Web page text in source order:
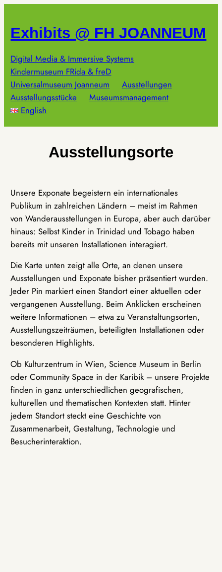
springen
Exhibits @ FH JOANNEUM
Digital Media & Immersive Systems
Kindermuseum FRida & freD
Universalmuseum Joanneum
Ausstellungen
Ausstellungsstücke
Museumsmanagement
English
Ausstellungsorte
Unsere Exponate begeistern ein internationales
Publikum in zahlreichen Ländern – meist im Rahmen
von Wanderausstellungen in Europa, aber auch darüber
hinaus: Selbst Kinder in Trinidad und Tobago haben
bereits mit unseren Installationen interagiert.
Die Karte unten zeigt alle Orte, an denen unsere
Ausstellungen und Exponate bisher präsentiert wurden.
Jeder Pin markiert einen Standort einer aktuellen oder
vergangenen Ausstellung. Beim Anklicken erscheinen
weitere Informationen – etwa zu Veranstaltungsorten,
Ausstellungszeiträumen, beteiligten Installationen oder
besonderen Highlights.
Ob Kulturzentrum in Wien, Science Museum in Berlin
oder Community Space in der Karibik – unsere Projekte
finden in ganz unterschiedlichen geografischen,
kulturellen und thematischen Kontexten statt. Hinter
jedem Standort steckt eine Geschichte von
Zusammenarbeit, Gestaltung, Technologie und
Besucherinteraktion.